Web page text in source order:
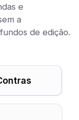
e
a
de edição.